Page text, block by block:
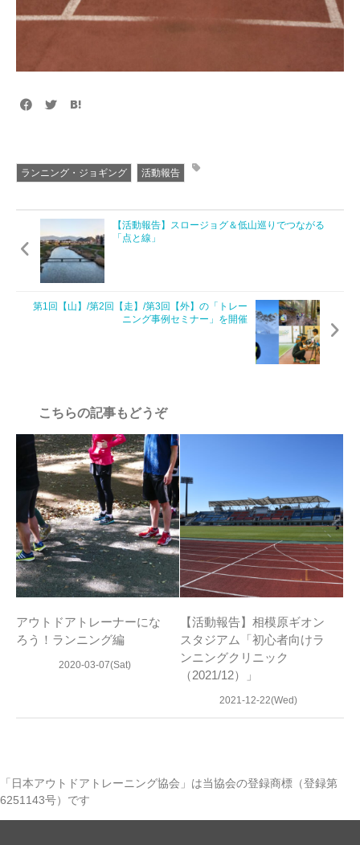
ランニング・ジョギング 活動報告
【活動報告】スロージョグ＆低山巡りでつながる
「点と線」
第1回【⼭】/第2回【⾛】/第3回【外】の「トレー
ニング事例セミナー」を開催
こちらの記事もどうぞ
アウトドアトレーナーにな
ろう！ランニング編
2020-03-07(Sat)
【活動報告】相模原ギオン
スタジアム「初心者向けラ
ンニングクリニック
（2021/12）」
2021-12-22(Wed)
「日本アウトドアトレーニング協会」は当協会の登録商標（登録第
6251143号）です